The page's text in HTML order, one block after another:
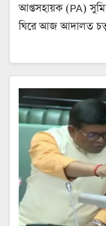
আপ্তসহায়ক (PA)
ঘিরে আজ আদালত